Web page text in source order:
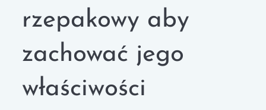
rzepakowy aby
zachować jego
właściwości